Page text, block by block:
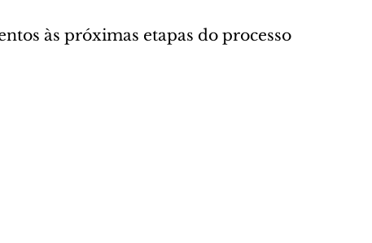
às próximas etapas do processo